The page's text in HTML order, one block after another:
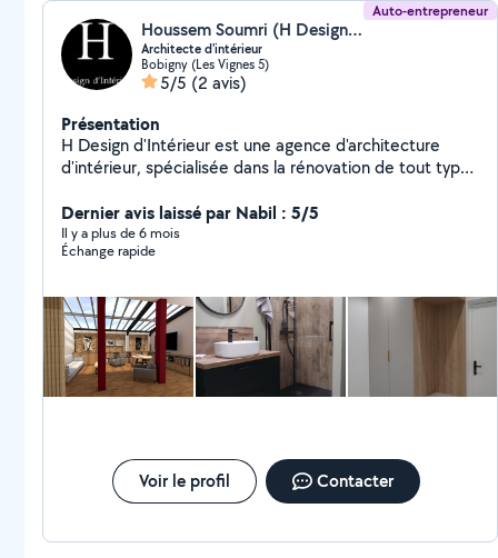
Auto-entrepreneur
Houssem Soumri (H Design d'Intérieur)
Architecte d'intérieur
Bobigny (Les Vignes 5)
5/5 (2 avis)
Présentation
H Design d'Intérieur est une agence d'architecture
d'intérieur, spécialisée dans la rénovation de tout type
restaurants, industrielles... Nous nous efforçons de
répondre à la demande des clients tous les en
accompagnons dans la faisabilité de leurs projets. Nous
CONTACT en lettre: (zéro six . zéro un . trente-quatre .
zéro cinq . zéro un) hdesign . interieur(@) g/m/a/i/l /./
C/O/M
Dernier avis laissé par Nabil : 5/5
Il y a plus de 6 mois
Échange rapide
Voir le profil Contacter